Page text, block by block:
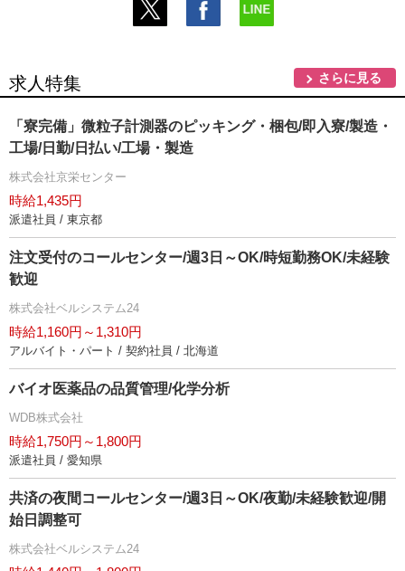
求人特集 さらに見る
「寮完備」微粒子計測器のピッキング・梱包/即入寮/製造・
工場/日勤/日払い/工場・製造
株式会社京栄センター
時給1,435円
派遣社員 / 東京都
注文受付のコールセンター/週3日～OK/時短勤務OK/未経験
歓迎
株式会社ベルシステム24
時給1,160円～1,310円
アルバイト・パート / 契約社員 / 北海道
バイオ医薬品の品質管理/化学分析
WDB株式会社
時給1,750円～1,800円
派遣社員 / 愛知県
共済の夜間コールセンター/週3日～OK/夜勤/未経験歓迎/開
始日調整可
株式会社ベルシステム24